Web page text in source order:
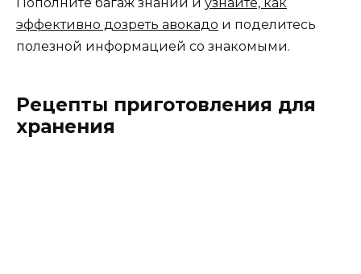
эффективно дозреть авокадо и поделитесь
полезной информацией со знакомыми.
Рецепты приготовления для
хранения